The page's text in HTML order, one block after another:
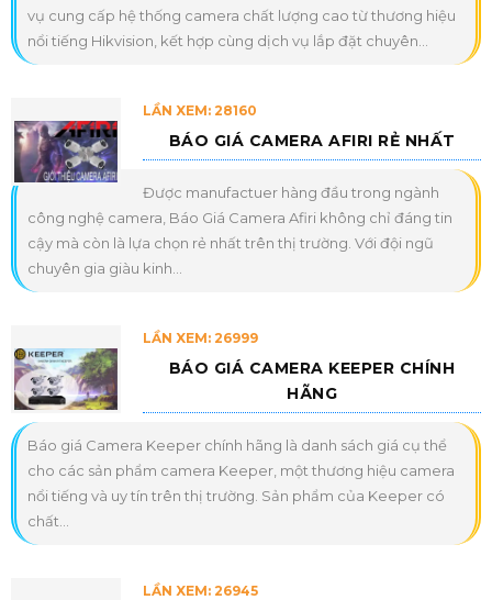
vụ cung cấp hệ thống camera chất lượng cao từ thương hiệu
nổi tiếng Hikvision, kết hợp cùng dịch vụ lắp đặt chuyên...
LẦN XEM: 28160
BÁO GIÁ CAMERA AFIRI RẺ NHẤT
Được manufactuer hàng đầu trong ngành
công nghệ camera, Báo Giá Camera Afiri không chỉ đáng tin
cậy mà còn là lựa chọn rẻ nhất trên thị trường. Với đội ngũ
chuyên gia giàu kinh...
LẦN XEM: 26999
BÁO GIÁ CAMERA KEEPER CHÍNH
HÃNG
Báo giá Camera Keeper chính hãng là danh sách giá cụ thể
cho các sản phẩm camera Keeper, một thương hiệu camera
nổi tiếng và uy tín trên thị trường. Sản phẩm của Keeper có
chất...
LẦN XEM: 26945